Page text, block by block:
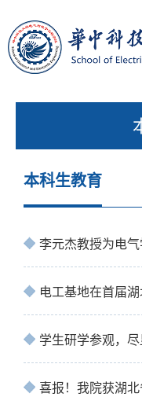
本科生教育
李元杰教授为电
学生研学参观，
喜报！我院获湖